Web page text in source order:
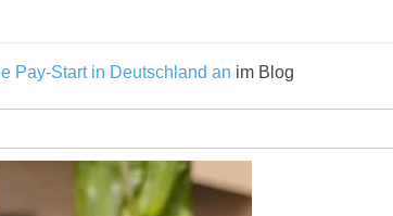
Pay-Start in Deutschland an im Blog